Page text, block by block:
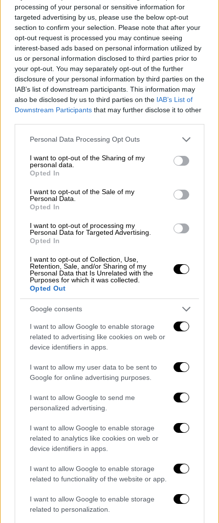
processing of your personal or sensitive information for
targeted advertising by us, please use the below opt-out
section to confirm your selection. Please note that after your
opt-out request is processed you may continue seeing
interest-based ads based on personal information utilized by
us or personal information disclosed to third parties prior to
your opt-out. You may separately opt-out of the further
disclosure of your personal information by third parties on the
IAB’s list of downstream participants. This information may
also be disclosed by us to third parties on the IAB’s List of
Downstream Participants that may further disclose it to other
Please note that this website/app uses one or more Google
not limited to your visit or usage behaviour. You may click to
grant or deny consent to Google and its third-party tags to
use your data for below specified purposes in below Google
consent section.
Personal Data Processing Opt Outs
I want to opt-out of the Sharing of my
personal data.
Opted In
I want to opt-out of the Sale of my
Personal Data.
Opted In
I want to opt-out of processing my
Personal Data for Targeted Advertising.
Opted In
I want to opt-out of Collection, Use,
Retention, Sale, and/or Sharing of my
Personal Data that Is Unrelated with the
Purposes for which it was collected.
Opted Out
Google consents
I want to allow Google to enable storage
related to advertising like cookies on web or
device identifiers in apps.
I want to allow my user data to be sent to
Google for online advertising purposes.
I want to allow Google to send me
personalized advertising.
I want to allow Google to enable storage
related to analytics like cookies on web or
device identifiers in apps.
I want to allow Google to enable storage
related to functionality of the website or app.
I want to allow Google to enable storage
related to personalization.
μέσω των ηλεκτρονικών πλατφορμών του
Τεχνικού Επιμελητηρίου Ελλάδας (ΤΕΕ).
Προσθέτει πως οι οικοδομικές άδειες
εκδίδονται ψηφιακά χωρίς ουσιαστικό
προληπτικό έλεγχο από τις ΥΔΟΜ, ενώ οι
έλεγχοι δόμησης πραγματοποιούνται από
ιδιώτες ελεγκτές που επιλέγονται μέσω
μητρώου: «Οι πολεοδομίες έχουν ουσιαστικά
ιδιωτικοποιηθεί. Δεν ελέγχονται ούτε από
το Δημόσιο ούτε από τους δήμους. Απλώς
φιλοξενούνται σε δημοτικά κτίρια»,
πως οι δήμοι μπορούν μόνο να δώσουν
βεβαίωση χρήσεων γης και όρων δόμησης
και να κάνουν έναν δειγματοληπτικό τυπικό
έλεγχο σε ένα μικρό ποσοστό αδειών που
δεν ξεπερνά το 1,5% λόγω υποστελέχωσης.
Ο ίδιος αποδίδει την κυβερνητική
πρωτοβουλία για μεταφορά των ΥΔΟΜ στο
Κτηματολόγιο σε μια ευρύτερη προσπάθεια
πλήρους ελέγχου του συστήματος,
υποστηρίζοντας ότι οι νέες δομές θα
ελέγχονται αποκλειστικά από διορισμένα
στελέχη και όχι από αιρετούς εκπροσώπους
της αυτοδιοίκησης συνδέοντας το
κυβερνητικό σχέδιο με τις αποφάσεις του
Συμβουλίου της Επικρατείας για τον Νέο
Οικοδομικό Κανονισμό και τις προσφυγές
που είχαν ασκήσει δήμοι της χώρας, ενώ
μεταφερθούν οι ΥΔΟΜ στο Κτηματολόγιο η
ΚΕΔΕ έχει αποφασίσει να προσφύγει στο
Τι λένε οι δήμοι Κηφισιάς και
Οσον αφορά τους δήμους, υπάλληλοι των
οποίων φέρονται να μετείχαν στο κύκλωμα,
ζητούν πλήρη διερεύνηση της υπόθεσης. Ο